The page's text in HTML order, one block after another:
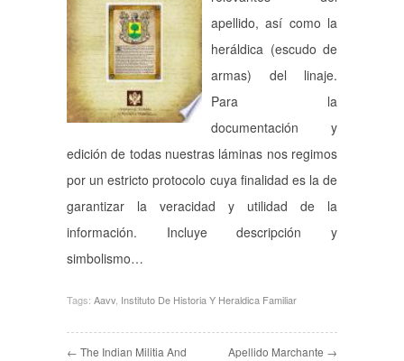
apellido, así como la
heráldica (escudo de
armas) del linaje.
Para la
documentación y
edición de todas nuestras láminas nos regimos
por un estricto protocolo cuya finalidad es la de
garantizar la veracidad y utilidad de la
información. Incluye descripción y
simbolismo…
Tags: Aavv Instituto De Historia Y Heraldica Familiar
← The Indian Militia And
Apellido Marchante →